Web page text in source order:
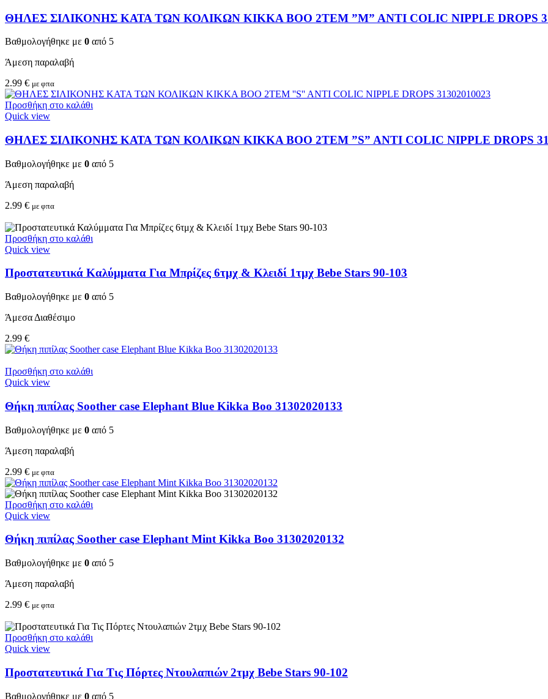
ΘΗΛΕΣ ΣΙΛΙΚΟΝΗΣ ΚΑΤΑ ΤΩΝ ΚΟΛΙΚΩΝ KIKKA BOO 2TEM ”M” ANTI COLIC NIPPLE DROPS
Βαθμολογήθηκε με 0 από 5
Άμεση παραλαβή
2.99 € με φπα
Προσθήκη στο καλάθι
Quick view
ΘΗΛΕΣ ΣΙΛΙΚΟΝΗΣ ΚΑΤΑ ΤΩΝ ΚΟΛΙΚΩΝ KIKKA BOO 2TEM ”S” ANTI COLIC NIPPLE DROPS
Βαθμολογήθηκε με 0 από 5
Άμεση παραλαβή
2.99 € με φπα
Προσθήκη στο καλάθι
Quick view
Προστατευτικά Καλύμματα Για Μπρίζες 6τμχ & Κλειδί 1τμχ Bebe Stars 90-103
Βαθμολογήθηκε με 0 από 5
Άμεσα Διαθέσιμο
2.99 €
Προσθήκη στο καλάθι
Quick view
Θήκη πιπίλας Soother case Elephant Blue Kikka Boo 31302020133
Βαθμολογήθηκε με 0 από 5
Άμεση παραλαβή
2.99 € με φπα
Προσθήκη στο καλάθι
Quick view
Θήκη πιπίλας Soother case Elephant Mint Kikka Boo 31302020132
Βαθμολογήθηκε με 0 από 5
Άμεση παραλαβή
2.99 € με φπα
Προσθήκη στο καλάθι
Quick view
Προστατευτικά Για Τις Πόρτες Ντουλαπιών 2τμχ Bebe Stars 90-102
Βαθμολογήθηκε με 0 από 5